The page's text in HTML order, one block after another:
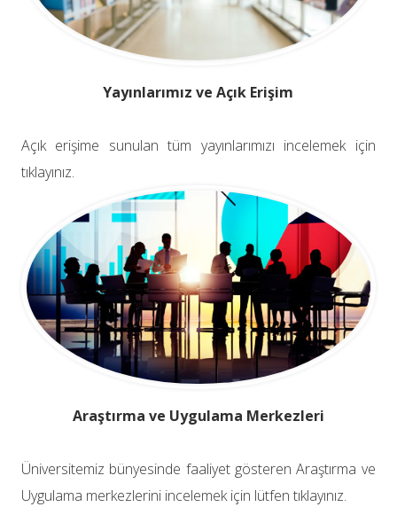
Yayınlarımız ve Açık Erişim
Açık erişime sunulan tüm yayınlarımızı incelemek için
tıklayınız.
Araştırma ve Uygulama Merkezleri
Üniversitemiz bünyesinde faaliyet gösteren Araştırma ve
Uygulama merkezlerini incelemek için lütfen tıklayınız.